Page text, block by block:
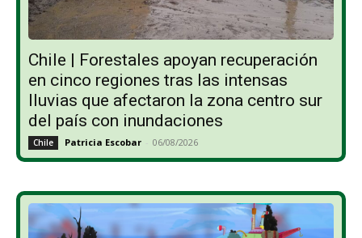
Chile | Forestales apoyan recuperación
en cinco regiones tras las intensas
lluvias que afectaron la zona centro sur
del país con inundaciones
Chile Patricia Escobar - 06/08/2026